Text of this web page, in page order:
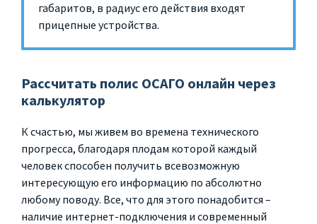
габаритов, в радиус его действия входят
прицепные устройства.
Рассчитать полис ОСАГО онлайн через
калькулятор
К счастью, мы живем во времена технического
прогресса, благодаря плодам которой каждый
человек способен получить всевозможную
интересующую его информацию по абсолютно
любому поводу. Все, что для этого понадобится –
наличие интернет-подключения и современный